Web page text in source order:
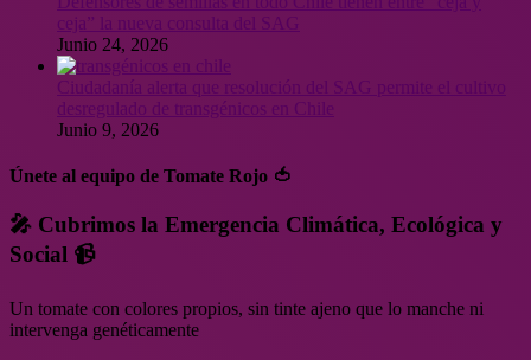
Junio 24, 2026
Ciudadanía alerta que resolución del SAG permite el cultivo
desregulado de transgénicos en Chile
Junio 9, 2026
Únete al equipo de Tomate Rojo 🍅
🎤 Cubrimos la Emergencia Climática, Ecológica y
Social 📹
Un tomate con colores propios, sin tinte ajeno que lo manche ni
intervenga genéticamente